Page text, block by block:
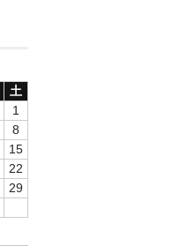
土
1
8
15
22
29